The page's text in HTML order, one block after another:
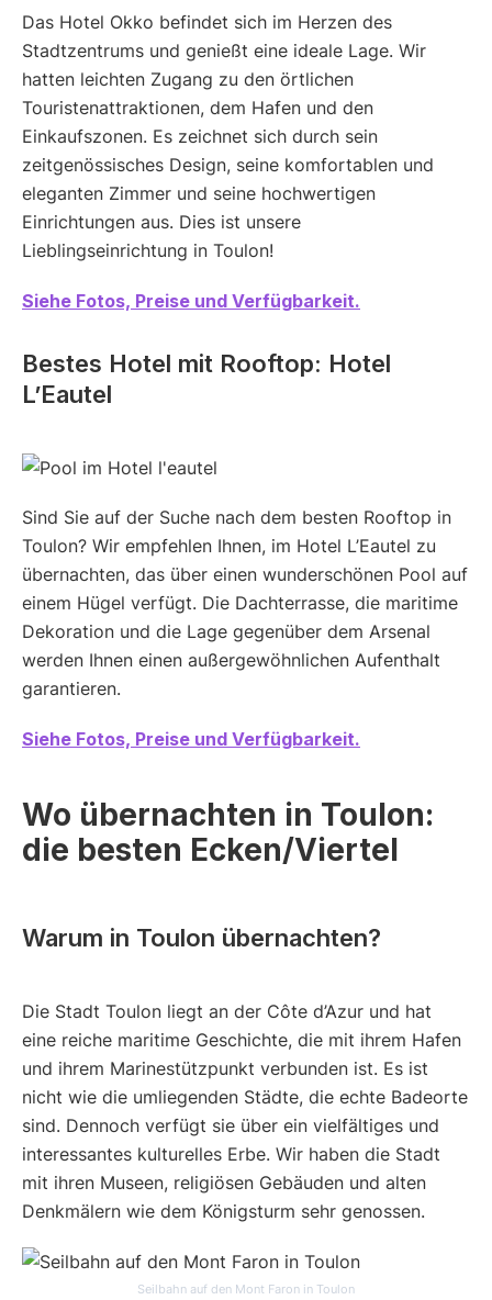
Das Hotel Okko befindet sich im Herzen des
Stadtzentrums und genießt eine ideale Lage. Wir
hatten leichten Zugang zu den örtlichen
Touristenattraktionen, dem Hafen und den
Einkaufszonen. Es zeichnet sich durch sein
zeitgenössisches Design, seine komfortablen und
eleganten Zimmer und seine hochwertigen
Einrichtungen aus. Dies ist unsere
Lieblingseinrichtung in Toulon!
Siehe Fotos, Preise und Verfügbarkeit.
Bestes Hotel mit Rooftop: Hotel
L’Eautel
Sind Sie auf der Suche nach dem besten Rooftop in
Toulon? Wir empfehlen Ihnen, im Hotel L’Eautel zu
übernachten, das über einen wunderschönen Pool auf
einem Hügel verfügt. Die Dachterrasse, die maritime
Dekoration und die Lage gegenüber dem Arsenal
werden Ihnen einen außergewöhnlichen Aufenthalt
garantieren.
Siehe Fotos, Preise und Verfügbarkeit.
Wo übernachten in Toulon:
die besten Ecken/Viertel
Warum in Toulon übernachten?
Die Stadt Toulon liegt an der Côte d’Azur und hat
eine reiche maritime Geschichte, die mit ihrem Hafen
und ihrem Marinestützpunkt verbunden ist. Es ist
nicht wie die umliegenden Städte, die echte Badeorte
sind. Dennoch verfügt sie über ein vielfältiges und
interessantes kulturelles Erbe. Wir haben die Stadt
mit ihren Museen, religiösen Gebäuden und alten
Denkmälern wie dem Königsturm sehr genossen.
Seilbahn auf den Mont Faron in Toulon